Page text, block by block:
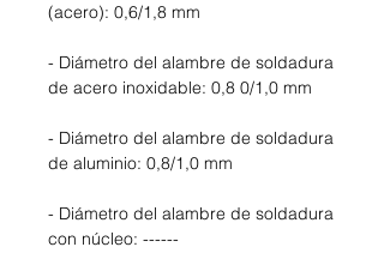
(acero): 0,6/1,8 mm
- Diámetro del alambre de soldadura
de acero inoxidable: 0,8 0/1,0 mm
- Diámetro del alambre de soldadura
de aluminio: 0,8/1,0 mm
- Diámetro del alambre de soldadura
con núcleo: ------